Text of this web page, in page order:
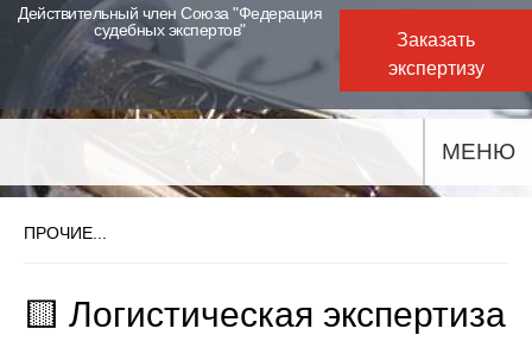
Действительный член Союза "Федерация
судебных экспертов"
Заказать
экспертизу
МЕНЮ
ПРОЧИЕ...
🟨 Логистическая экспертиза